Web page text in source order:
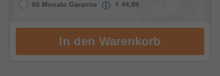
60 Monate Garantie € 44,99